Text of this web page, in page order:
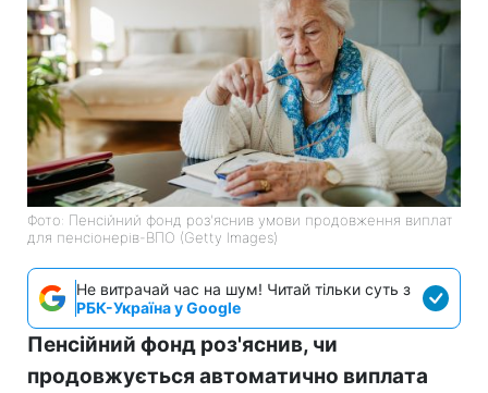
Фото: Пенсійний фонд роз'яснив умови продовження виплат
для пенсіонерів-ВПО (Getty Images)
Не витрачай час на шум! Читай тільки суть з
РБК-Україна у Google
Пенсійний фонд роз'яснив, чи
продовжується автоматично виплата